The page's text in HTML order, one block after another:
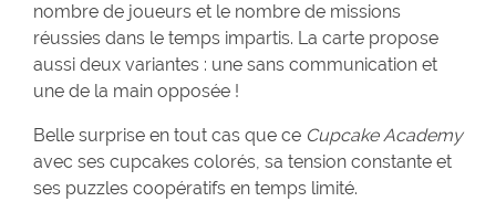
nombre de joueurs et le nombre de missions
réussies dans le temps impartis. La carte propose
aussi deux variantes : une sans communication et
une de la main opposée !
Belle surprise en tout cas que ce Cupcake Academy
avec ses cupcakes colorés, sa tension constante et
ses puzzles coopératifs en temps limité.